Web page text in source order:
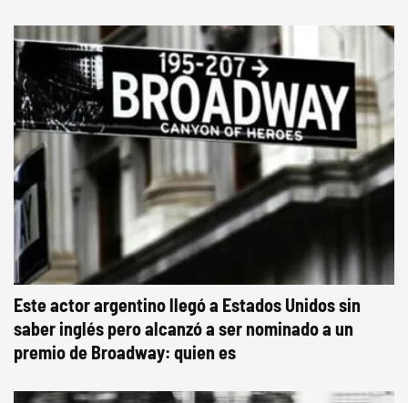
Este actor argentino llegó a Estados Unidos sin
saber inglés pero alcanzó a ser nominado a un
premio de Broadway: quien es